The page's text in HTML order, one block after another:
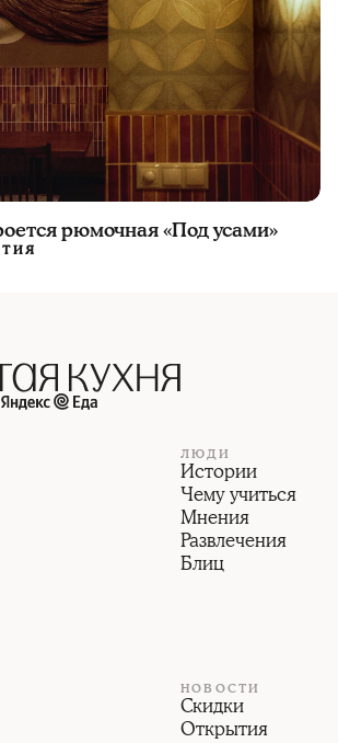
рюмочная «Под усами»
ЛЮДИ
Истории
Чему учиться
Мнения
Развлечения
Блиц
НОВОСТИ
Скидки
Открытия